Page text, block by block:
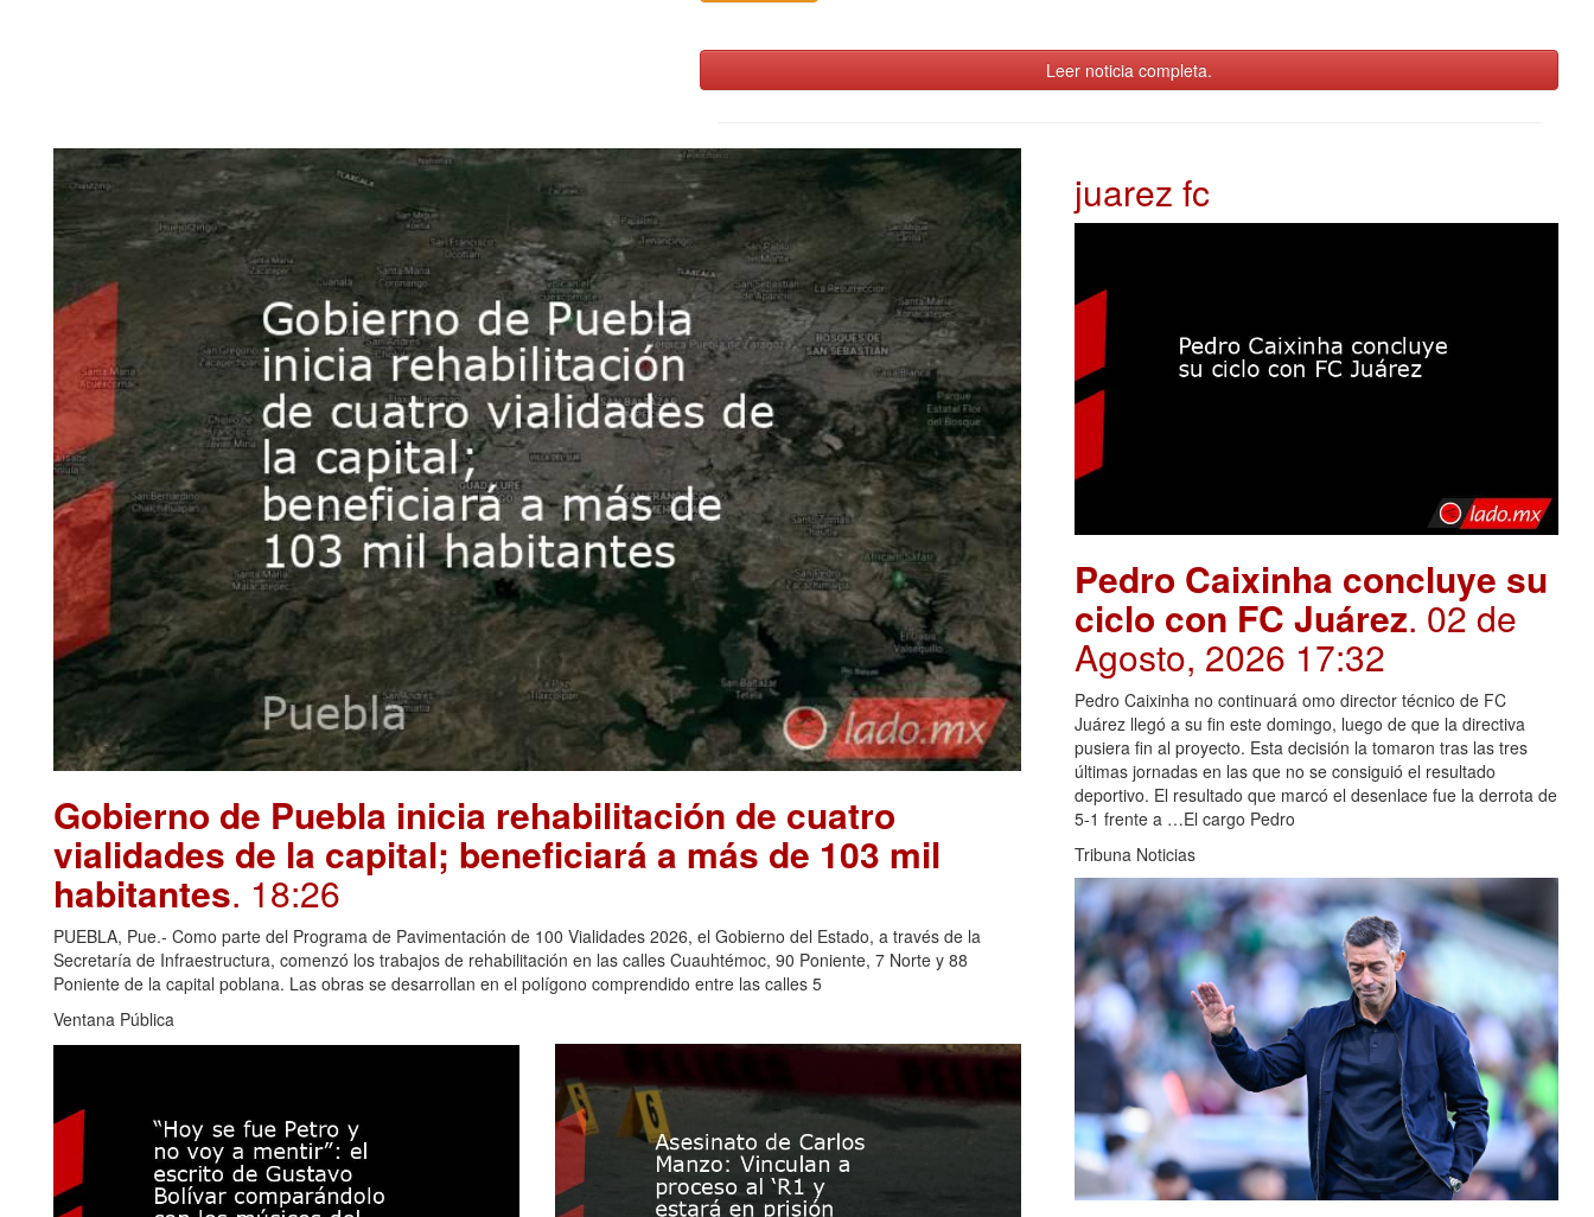
Leer noticia completa.
Gobierno de Puebla inicia rehabilitación de cuatro
vialidades de la capital; beneficiará a más de 103 mil
habitantes. 18:26
PUEBLA, Pue.- Como parte del Programa de Pavimentación de 100 Vialidades 2026, el Gobierno del Estado, a través de la
Secretaría de Infraestructura, comenzó los trabajos de rehabilitación en las calles Cuauhtémoc, 90 Poniente, 7 Norte y 88
Poniente de la capital poblana. Las obras se desarrollan en el polígono comprendido entre las calles 5
Ventana Pública
juarez fc
Pedro Caixinha concluye su
ciclo con FC Juárez. 02 de
Agosto, 2026 17:32
Pedro Caixinha no continuará omo director técnico de FC
Juárez llegó a su fin este domingo, luego de que la directiva
pusiera fin al proyecto. Esta decisión la tomaron tras las tres
últimas jornadas en las que no se consiguió el resultado
deportivo. El resultado que marcó el desenlace fue la derrota de
5-1 frente a …El cargo Pedro
Tribuna Noticias